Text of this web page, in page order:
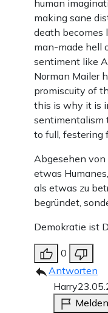
human
making sane
death becomes
man-made hell
sentiment like
Norman Mailer
promiscuity of
this is why it is
sentimentalism
to full, festering
Abgesehen
etwas
als etwas zu
begründet,
Demokratie ist
0
Antworten
Harry
Melden